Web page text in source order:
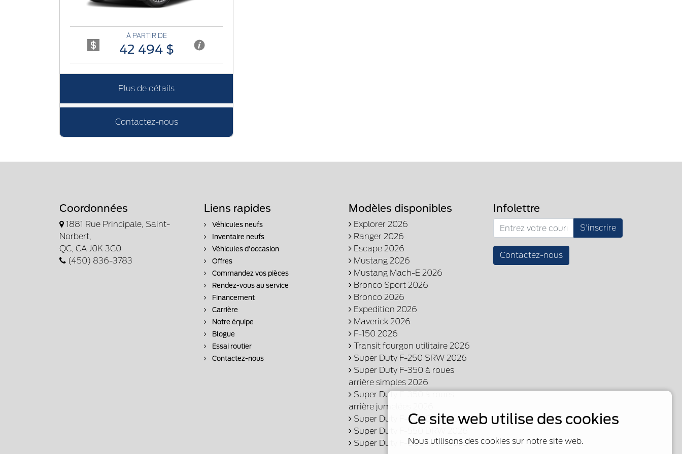
À PARTIR DE
42 494 $
Plus de détails
Contactez-nous
Coordonnées
1881 Rue Principale, Saint-
Norbert,
QC, CA J0K 3C0
(450) 836-3783
Liens rapides
Véhicules neufs
Inventaire neufs
Véhicules d'occasion
Offres
Commandez vos pièces
Rendez-vous au service
Financement
Carrière
Notre équipe
Blogue
Essai routier
Contactez-nous
Modèles disponibles
Explorer 2026
Ranger 2026
Escape 2026
Mustang 2026
Mustang Mach-E 2026
Bronco Sport 2026
Bronco 2026
Expedition 2026
Maverick 2026
F-150 2026
Transit fourgon utilitaire 2026
Super Duty F-250 SRW 2026
Super Duty F-350 à roues
arrière simples 2026
Super Duty F-350 à roues
arrière jumelées 2026
Super Duty F-450 DRW 2026
Super Duty F-550 DRW 2026
Super Duty F-600 RARJ 2026
Infolettre
S'inscrire
Contactez-nous
Ce site web utilise des cookies
Nous utilisons des cookies sur notre site web.